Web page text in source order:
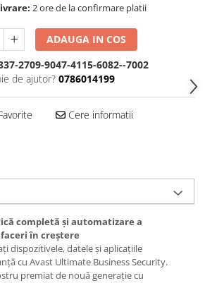
2 ore de la confirmare platii
ADAUGA IN COS
2709-9047-4115-6082--7002
de ajutor? 0786014199
Cere informatii
completă și automatizare a
în creștere
dispozitivele, datele și aplicațiile
cu Avast Ultimate Business Security.
premiat de nouă generație cu